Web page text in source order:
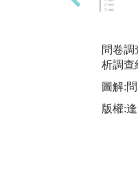
Design
在面對金融問
多次反覆測試
決方案。
問卷
析調查
圖解:
版權: